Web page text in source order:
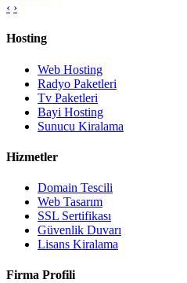
‹ ›
Hosting
Web Hosting
Radyo Paketleri
Tv Paketleri
Bayi Hosting
Sunucu Kiralama
Hizmetler
Domain Tescili
Web Tasarım
SSL Sertifikası
Güvenlik Duvarı
Lisans Kiralama
Firma Profili